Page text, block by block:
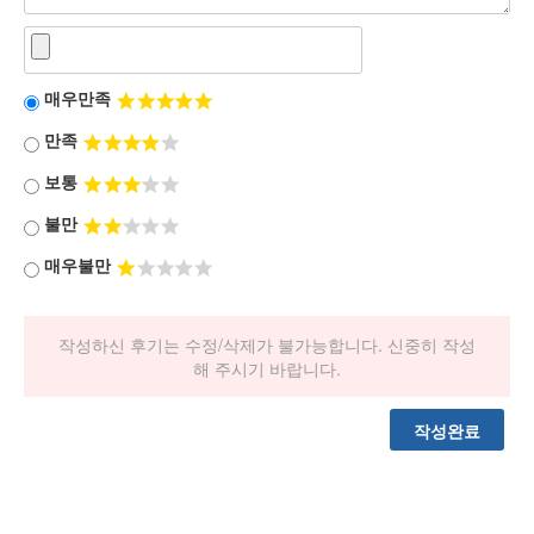
매우만족
만족
보통
불만
매우불만
작성하신 후기는 수정/삭제가 불가능합니다. 신중히 작성
해 주시기 바랍니다.